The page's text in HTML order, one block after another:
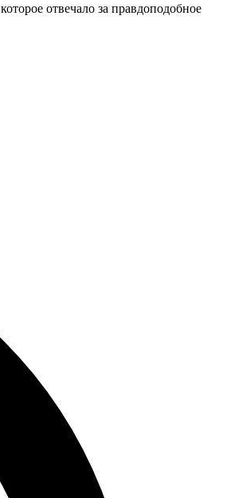
которое отвечало за правдоподобное